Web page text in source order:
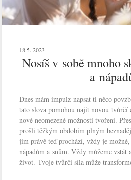
18.5. 2023
Nosíš v sobě mnoho
a
Dnes mám impulz napsat ti něco
tato slova pomohou najít novou tvůrčí
nové neomezené možnosti tvoření.
prošli těžkým obdobím plným
jím právě teď prochází, vždy je
nápadům a snům. Vždy můžeme vstát
život. Tvoje tvůrčí síla může